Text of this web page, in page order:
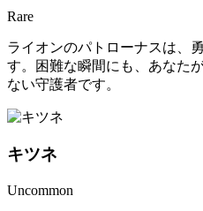
Rare
ライオンのパトローナスは、
す。困難な瞬間にも、あなた
ない守護者です。
キツネ
Uncommon